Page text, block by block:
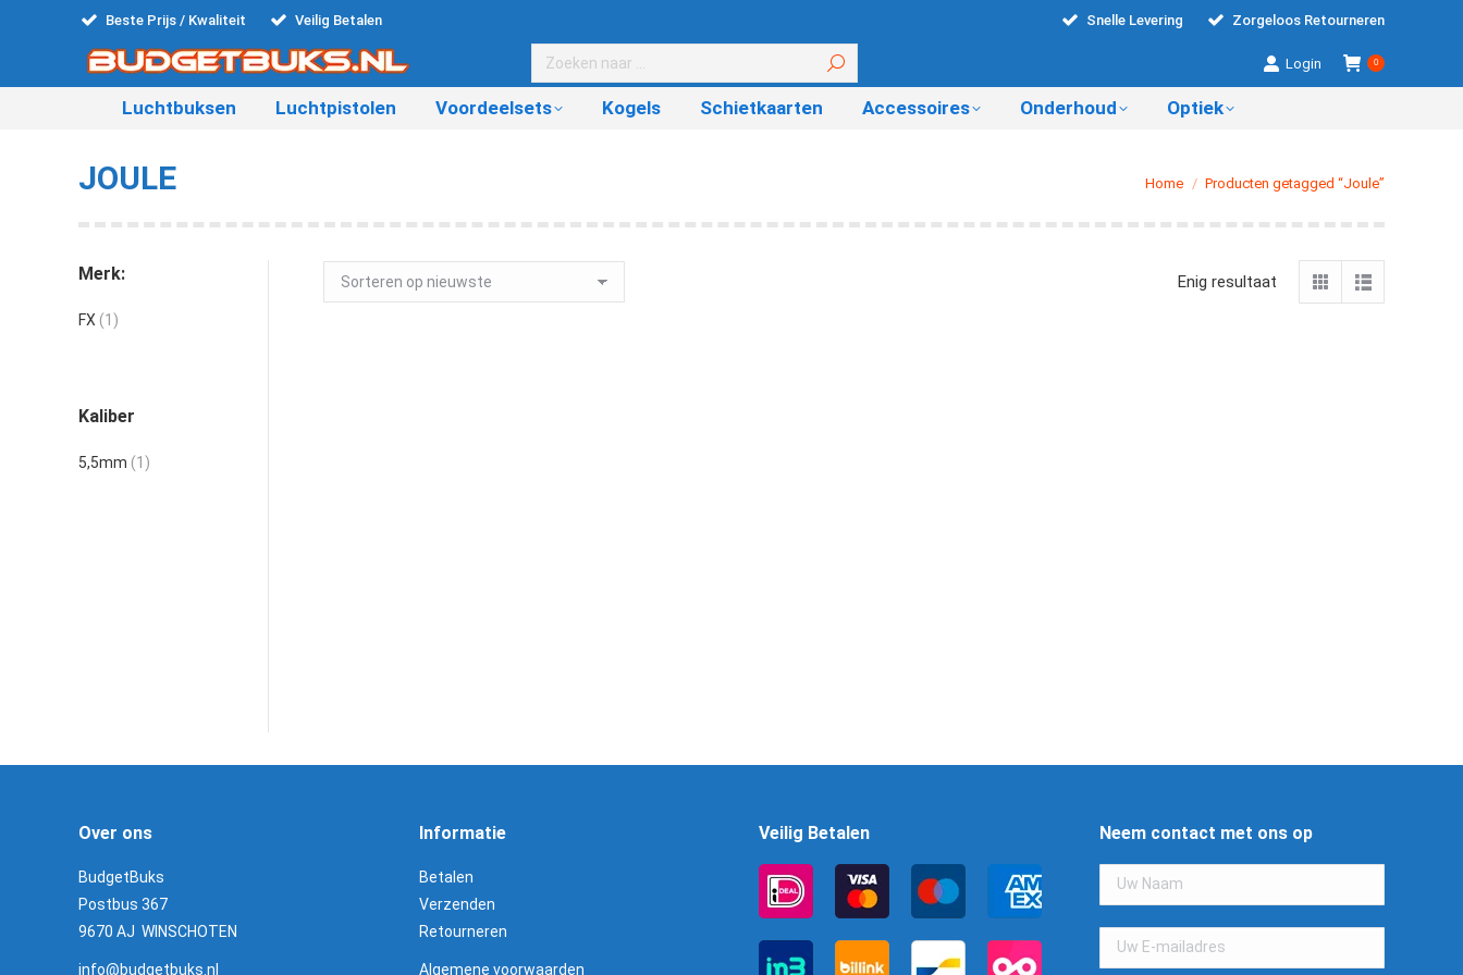
Beste Prijs / Kwaliteit Veilig Betalen Snelle Levering Zorgeloos Retourneren
Login 0
Luchtbuksen Luchtpistolen Voordeelsets Kogels Schietkaarten Accessoires Onderhoud Optiek
JOULE Je bent hier:
Home Producten getagged “Joule”
Enig resultaat
Merk:
FX (1)
Kaliber
5,5mm (1)
Over ons
BudgetBuks
Postbus 367
9670 AJ WINSCHOTEN
info@budgetbuks.nl
Informatie
Betalen
Verzenden
Retourneren
Algemene voorwaarden
Veilig Betalen Neem contact met ons op